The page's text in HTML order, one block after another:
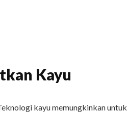
Kayu
kayu memungkinkan untuk